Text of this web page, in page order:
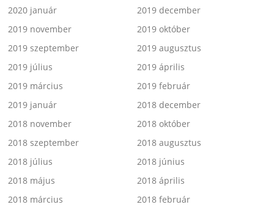
2020 január
2019 december
2019 november
2019 október
2019 szeptember
2019 augusztus
2019 július
2019 április
2019 március
2019 február
2019 január
2018 december
2018 november
2018 október
2018 szeptember
2018 augusztus
2018 július
2018 június
2018 május
2018 április
2018 március
2018 február